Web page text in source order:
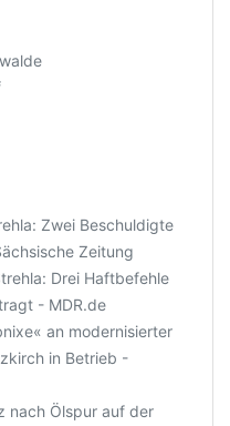
Zwei Beschuldigte
Zeitung
Drei Haftbefehle
- MDR.de
an modernisierter
in Betrieb -
nach Ölspur auf der